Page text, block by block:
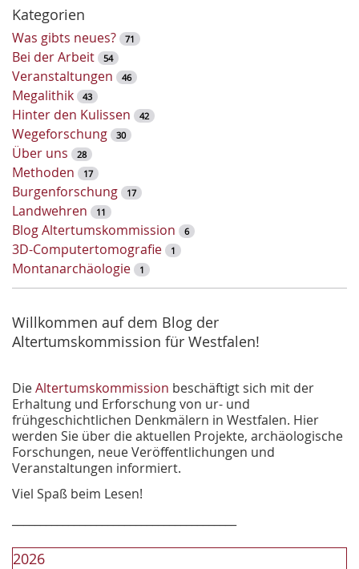
h
l
ü
s
s
e
l
w
o
r
t
-
S
u
c
e
Kategorien
Was gibts neues? 71
Bei der Arbeit 54
Veranstaltungen 46
Megalithik 43
Hinter den Kulissen 42
Wegeforschung 30
Über uns 28
Methoden 17
Burgenforschung 17
Landwehren 11
Blog Altertumskommission 6
3D-Computertomografie 1
Montanarchäologie 1
Willkommen auf dem Blog der
Altertumskommission für Westfalen!
DieAltertumskommission beschäftigt sich mit der
Erhaltung und Erforschung von ur- und
frühgeschichtlichen Denkmälern in Westfalen. Hier
werden Sie über die aktuellen Projekte, archäologische
Forschungen, neue Veröffentlichungen und
Veranstaltungen informiert.
Viel Spaß beim Lesen!
2026